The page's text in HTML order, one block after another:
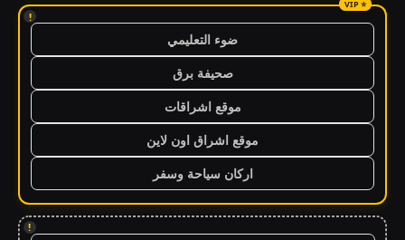
!
ضوء التعليمي
صحيفة برق
موقع اشراقات
موقع اشراق اون لاين
اركان سياحة وسفر
!